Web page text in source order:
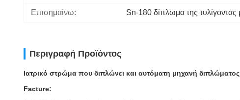
Επισημαίνω: Sn-180 δίπλωμα της τυλίγοντας
Περιγραφή Προϊόντος
Ιατρικό στρώμα που διπλώνει και αυτόματη μηχανή
Facture: